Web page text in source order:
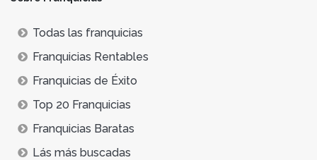
Todas las franquicias
Franquicias Rentables
Franquicias de Éxito
Top 20 Franquicias
Franquicias Baratas
Lás más buscadas